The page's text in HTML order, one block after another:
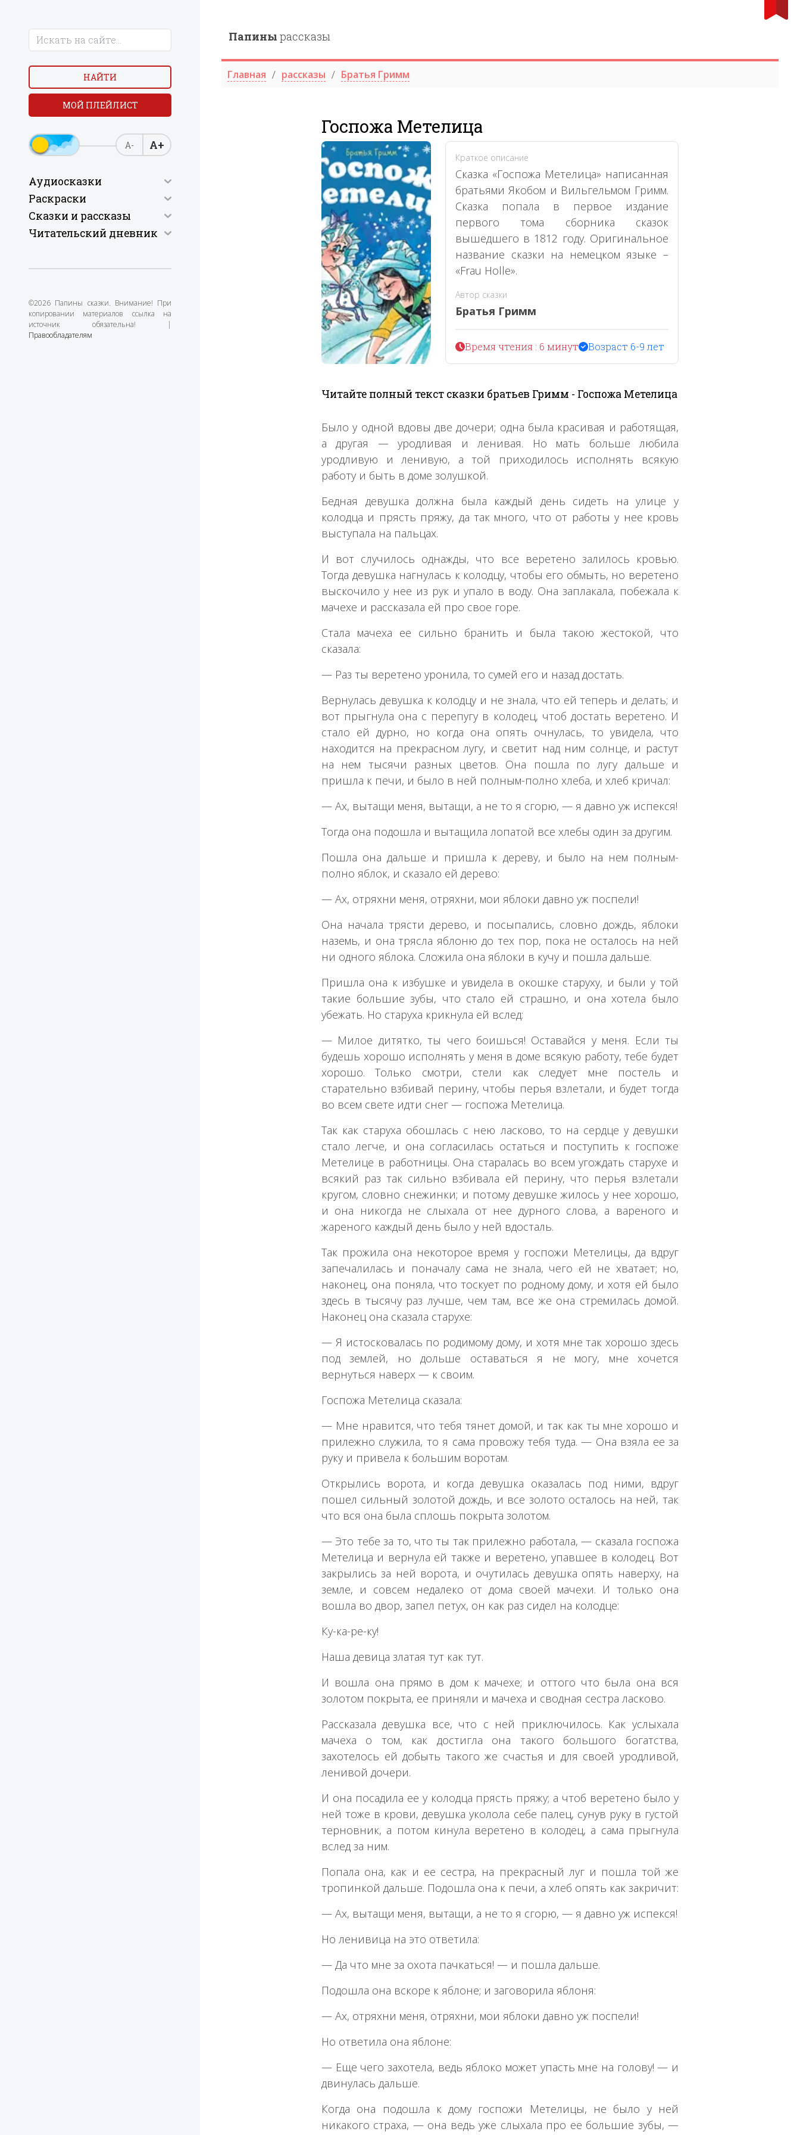
НАЙТИ
МОЙ ПЛЕЙЛИСТ
А- А+
Аудиосказки
Раскраски
Сказки и рассказы
Читательский дневник
©2026 Папины сказки. Внимание! При
копировании материалов ссылка на
источник обязательна! |
Правообладателям
Папины рассказы
Главная рассказы Братья Гримм
Госпожа Метелица
Краткое описание
Сказка «Госпожа Метелица» написанная
братьями Якобом и Вильгельмом Гримм.
Сказка попала в первое издание
первого тома сборника сказок
вышедшего в 1812 году. Оригинальное
название сказки на немецком языке –
«Frau Holle».
Автор сказки
Братья Гримм
Время чтения : 6 минут Возраст 6-9 лет
Читайте полный текст сказки братьев Гримм - Госпожа Метелица
Было у одной вдовы две дочери; одна была красивая и работящая,
а другая — уродливая и ленивая. Но мать больше любила
уродливую и ленивую, а той приходилось исполнять всякую
работу и быть в доме золушкой.
Бедная девушка должна была каждый день сидеть на улице у
колодца и прясть пряжу, да так много, что от работы у нее кровь
выступала на пальцах.
И вот случилось однажды, что все веретено залилось кровью.
Тогда девушка нагнулась к колодцу, чтобы его обмыть, но веретено
выскочило у нее из рук и упало в воду. Она заплакала, побежала к
мачехе и рассказала ей про свое горе.
Стала мачеха ее сильно бранить и была такою жестокой, что
сказала:
— Раз ты веретено уронила, то сумей его и назад достать.
Вернулась девушка к колодцу и не знала, что ей теперь и делать; и
вот прыгнула она с перепугу в колодец, чтоб достать веретено. И
стало ей дурно, но когда она опять очнулась, то увидела, что
находится на прекрасном лугу, и светит над ним солнце, и растут
на нем тысячи разных цветов. Она пошла по лугу дальше и
пришла к печи, и было в ней полным-полно хлеба, и хлеб кричал:
— Ах, вытащи меня, вытащи, а не то я сгорю, — я давно уж испекся!
Тогда она подошла и вытащила лопатой все хлебы один за другим.
Пошла она дальше и пришла к дереву, и было на нем полным-
полно яблок, и сказало ей дерево:
— Ах, отряхни меня, отряхни, мои яблоки давно уж поспели!
Она начала трясти дерево, и посыпались, словно дождь, яблоки
наземь, и она трясла яблоню до тех пор, пока не осталось на ней
ни одного яблока. Сложила она яблоки в кучу и пошла дальше.
Пришла она к избушке и увидела в окошке старуху, и были у той
такие большие зубы, что стало ей страшно, и она хотела было
убежать. Но старуха крикнула ей вслед:
— Милое дитятко, ты чего боишься! Оставайся у меня. Если ты
будешь хорошо исполнять у меня в доме всякую работу, тебе будет
хорошо. Только смотри, стели как следует мне постель и
старательно взбивай перину, чтобы перья взлетали, и будет тогда
во всем свете идти снег — госпожа Метелица.
Так как старуха обошлась с нею ласково, то на сердце у девушки
стало легче, и она согласилась остаться и поступить к госпоже
Метелице в работницы. Она старалась во всем угождать старухе и
всякий раз так сильно взбивала ей перину, что перья взлетали
кругом, словно снежинки; и потому девушке жилось у нее хорошо,
и она никогда не слыхала от нее дурного слова, а вареного и
жареного каждый день было у ней вдосталь.
Так прожила она некоторое время у госпожи Метелицы, да вдруг
запечалилась и поначалу сама не знала, чего ей не хватает; но,
наконец, она поняла, что тоскует по родному дому, и хотя ей было
здесь в тысячу раз лучше, чем там, все же она стремилась домой.
Наконец она сказала старухе:
— Я истосковалась по родимому дому, и хотя мне так хорошо здесь
под землей, но дольше оставаться я не могу, мне хочется
вернуться наверх — к своим.
Госпожа Метелица сказала:
— Мне нравится, что тебя тянет домой, и так как ты мне хорошо и
прилежно служила, то я сама провожу тебя туда. — Она взяла ее за
руку и привела к большим воротам.
Открылись ворота, и когда девушка оказалась под ними, вдруг
пошел сильный золотой дождь, и все золото осталось на ней, так
что вся она была сплошь покрыта золотом.
— Это тебе за то, что ты так прилежно работала, — сказала госпожа
Метелица и вернула ей также и веретено, упавшее в колодец. Вот
закрылись за ней ворота, и очутилась девушка опять наверху, на
земле, и совсем недалеко от дома своей мачехи. И только она
вошла во двор, запел петух, он как раз сидел на колодце:
Ку-ка-ре-ку!
Наша девица златая тут как тут.
И вошла она прямо в дом к мачехе; и оттого что была она вся
золотом покрыта, ее приняли и мачеха и сводная сестра ласково.
Рассказала девушка все, что с ней приключилось. Как услыхала
мачеха о том, как достигла она такого большого богатства,
захотелось ей добыть такого же счастья и для своей уродливой,
ленивой дочери.
И она посадила ее у колодца прясть пряжу; а чтоб веретено было у
ней тоже в крови, девушка уколола себе палец, сунув руку в густой
терновник, а потом кинула веретено в колодец, а сама прыгнула
вслед за ним.
Попала она, как и ее сестра, на прекрасный луг и пошла той же
тропинкой дальше. Подошла она к печи, а хлеб опять как закричит:
— Ах, вытащи меня, вытащи, а не то я сгорю, — я давно уж испекся!
Но ленивица на это ответила:
— Да что мне за охота пачкаться! — и пошла дальше.
Подошла она вскоре к яблоне; и заговорила яблоня:
— Ах, отряхни меня, отряхни, мои яблоки давно уж поспели!
Но ответила она яблоне:
— Еще чего захотела, ведь яблоко может упасть мне на голову! — и
двинулась дальше.
Когда она подошла к дому госпожи Метелицы, не было у ней
никакого страха, — она ведь уже слыхала про ее большие зубы, —